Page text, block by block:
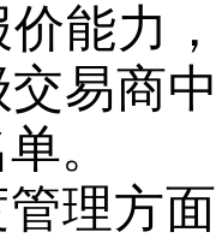
价能力
交易商
。
理方